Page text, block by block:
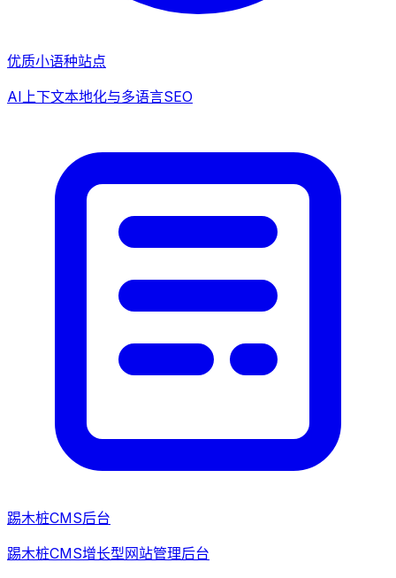
优质小语种站点
AI上下文本地化与多语言SEO
踢木桩CMS后台
踢木桩CMS增长型网站管理后台